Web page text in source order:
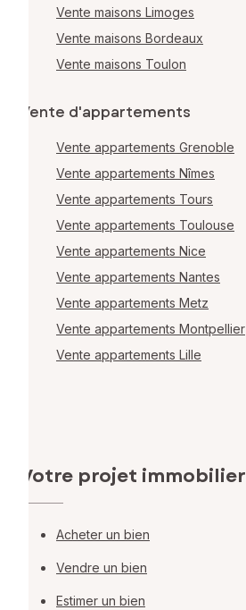
Vente maisons Limoges
Vente maisons Bordeaux
Vente maisons Toulon
Vente d'appartements
Vente appartements Grenoble
Vente appartements Nîmes
Vente appartements Tours
Vente appartements Toulouse
Vente appartements Nice
Vente appartements Nantes
Vente appartements Metz
Vente appartements Montpellier
Vente appartements Lille
Votre projet immobilier
Acheter un bien
Vendre un bien
Estimer un bien